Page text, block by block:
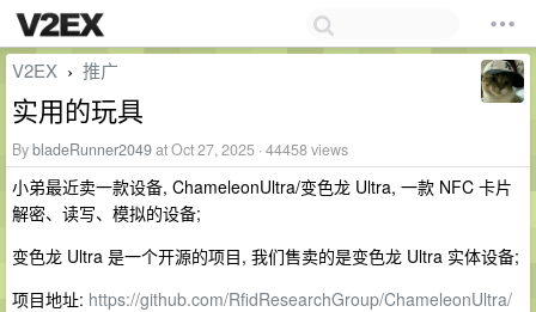
V2EX › 推广
实用的玩具
BybladeRunner2049at Oct 27, 2025 · 44458 views
小弟最近卖一款设备, ChameleonUltra/变色龙 Ultra, 一款 NFC 卡片
解密、读写、模拟的设备;
变色龙 Ultra 是一个开源的项目, 我们售卖的是变色龙 Ultra 实体设备;
项目地址: https://github.com/RfidResearchGroup/ChameleonUltra/